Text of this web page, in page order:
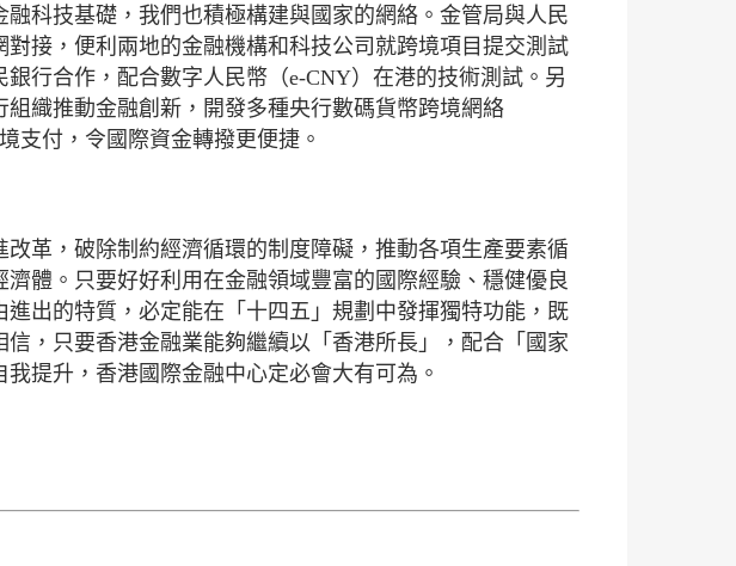
融科技基礎，我們也積極構建與國家的網絡。金管局與人民
接，便利兩地的金融機構和科技公司就跨境項目提交測試
行合作，配合數字人民幣（e-CNY）在港的技術測試。另
織推動金融創新，開發多種央行數碼貨幣跨境網絡
支付，令國際資金轉撥更便捷。
革，破除制約經濟循環的制度障礙，推動各項生產要素循
體。只要好好利用在金融領域豐富的國際經驗、穩健優良
出的特質，必定能在「十四五」規劃中發揮獨特功能，既
，只要香港金融業能夠繼續以「香港所長」，配合「國家
提升，香港國際金融中心定必會大有可為。